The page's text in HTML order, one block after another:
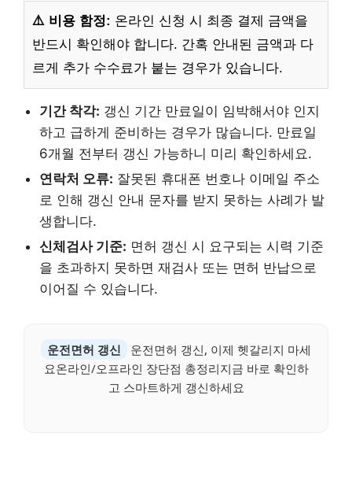
⚠️ 비용 함정: 온라인 신청 시 최종 결제 금액을
반드시 확인해야 합니다. 간혹 안내된 금액과 다
르게 추가 수수료가 붙는 경우가 있습니다.
기간 착각: 갱신 기간 만료일이 임박해서야 인지
하고 급하게 준비하는 경우가 많습니다. 만료일
6개월 전부터 갱신 가능하니 미리 확인하세요.
연락처 오류: 잘못된 휴대폰 번호나 이메일 주소
로 인해 갱신 안내 문자를 받지 못하는 사례가 발
생합니다.
신체검사 기준: 면허 갱신 시 요구되는 시력 기준
을 초과하지 못하면 재검사 또는 면허 반납으로
이어질 수 있습니다.
운전면허 갱신
운전면허 갱신, 이제 헷갈리지 마세
요온라인/오프라인 장단점 총정리지금 바로 확인하
고 스마트하게 갱신하세요